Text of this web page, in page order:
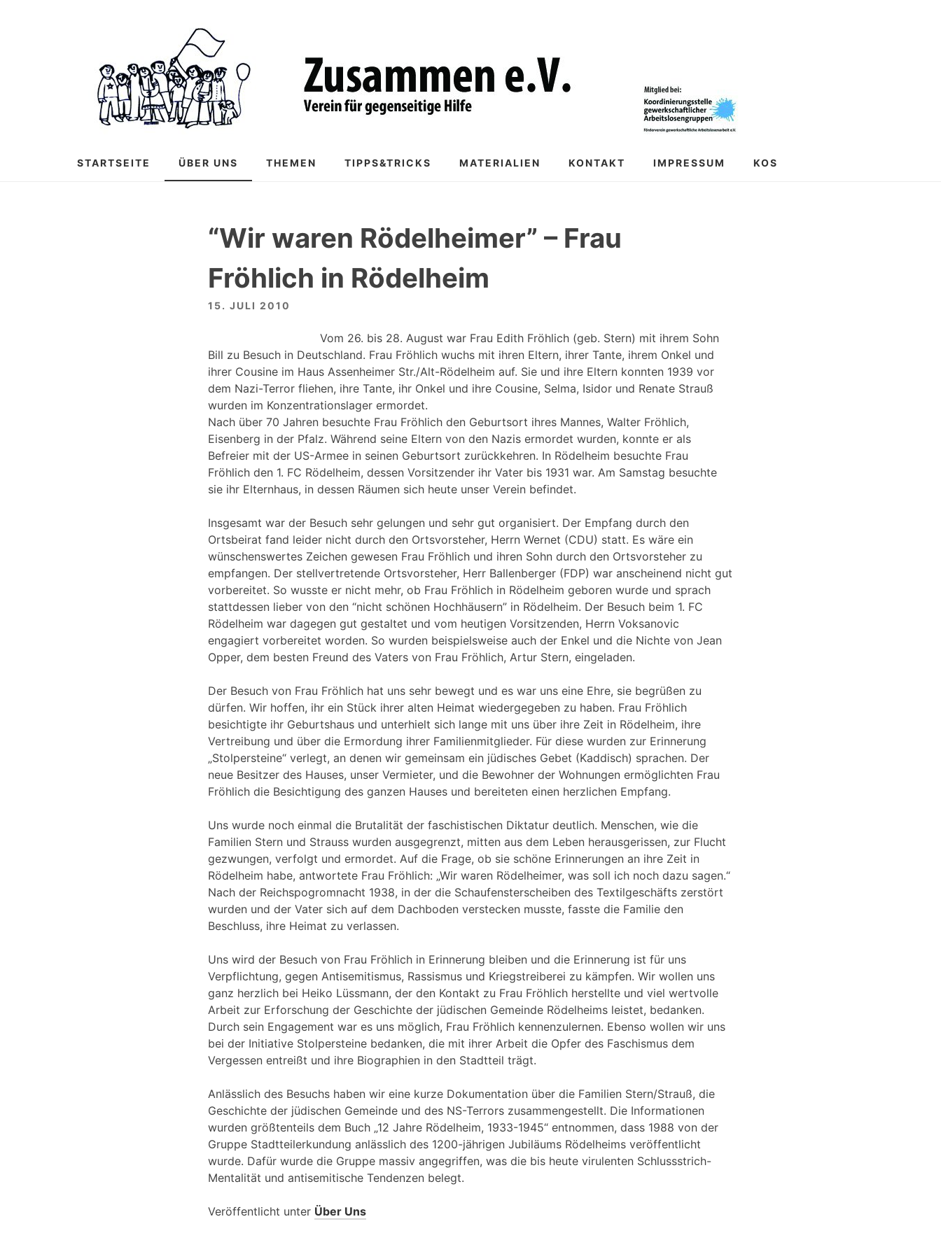
STARTSEITE ÜBER UNS THEMEN TIPPS&TRICKS MATERIALIEN KONTAKT IMPRESSUM KOS
“Wir waren Rödelheimer” – Frau
Fröhlich in Rödelheim
15. JULI 2010
Vom 26. bis 28. August war Frau Edith Fröhlich (geb. Stern) mit ihrem Sohn
Bill zu Besuch in Deutschland. Frau Fröhlich wuchs mit ihren Eltern, ihrer Tante, ihrem Onkel und
ihrer Cousine im Haus Assenheimer Str./Alt-Rödelheim auf. Sie und ihre Eltern konnten 1939 vor
dem Nazi-Terror fliehen, ihre Tante, ihr Onkel und ihre Cousine, Selma, Isidor und Renate Strauß
wurden im Konzentrationslager ermordet.
Nach über 70 Jahren besuchte Frau Fröhlich den Geburtsort ihres Mannes, Walter Fröhlich,
Eisenberg in der Pfalz. Während seine Eltern von den Nazis ermordet wurden, konnte er als
Befreier mit der US-Armee in seinen Geburtsort zurückkehren. In Rödelheim besuchte Frau
Fröhlich den 1. FC Rödelheim, dessen Vorsitzender ihr Vater bis 1931 war. Am Samstag besuchte
sie ihr Elternhaus, in dessen Räumen sich heute unser Verein befindet.
Insgesamt war der Besuch sehr gelungen und sehr gut organisiert. Der Empfang durch den
Ortsbeirat fand leider nicht durch den Ortsvorsteher, Herrn Wernet (CDU) statt. Es wäre ein
wünschenswertes Zeichen gewesen Frau Fröhlich und ihren Sohn durch den Ortsvorsteher zu
empfangen. Der stellvertretende Ortsvorsteher, Herr Ballenberger (FDP) war anscheinend nicht gut
vorbereitet. So wusste er nicht mehr, ob Frau Fröhlich in Rödelheim geboren wurde und sprach
stattdessen lieber von den “nicht schönen Hochhäusern” in Rödelheim. Der Besuch beim 1. FC
Rödelheim war dagegen gut gestaltet und vom heutigen Vorsitzenden, Herrn Voksanovic
engagiert vorbereitet worden. So wurden beispielsweise auch der Enkel und die Nichte von Jean
Opper, dem besten Freund des Vaters von Frau Fröhlich, Artur Stern, eingeladen.
Der Besuch von Frau Fröhlich hat uns sehr bewegt und es war uns eine Ehre, sie begrüßen zu
dürfen. Wir hoffen, ihr ein Stück ihrer alten Heimat wiedergegeben zu haben. Frau Fröhlich
besichtigte ihr Geburtshaus und unterhielt sich lange mit uns über ihre Zeit in Rödelheim, ihre
Vertreibung und über die Ermordung ihrer Familienmitglieder. Für diese wurden zur Erinnerung
„Stolpersteine“ verlegt, an denen wir gemeinsam ein jüdisches Gebet (Kaddisch) sprachen. Der
neue Besitzer des Hauses, unser Vermieter, und die Bewohner der Wohnungen ermöglichten Frau
Fröhlich die Besichtigung des ganzen Hauses und bereiteten einen herzlichen Empfang.
Uns wurde noch einmal die Brutalität der faschistischen Diktatur deutlich. Menschen, wie die
Familien Stern und Strauss wurden ausgegrenzt, mitten aus dem Leben herausgerissen, zur Flucht
gezwungen, verfolgt und ermordet. Auf die Frage, ob sie schöne Erinnerungen an ihre Zeit in
Rödelheim habe, antwortete Frau Fröhlich: „Wir waren Rödelheimer, was soll ich noch dazu sagen.“
Nach der Reichspogromnacht 1938, in der die Schaufensterscheiben des Textilgeschäfts zerstört
wurden und der Vater sich auf dem Dachboden verstecken musste, fasste die Familie den
Beschluss, ihre Heimat zu verlassen.
Uns wird der Besuch von Frau Fröhlich in Erinnerung bleiben und die Erinnerung ist für uns
Verpflichtung, gegen Antisemitismus, Rassismus und Kriegstreiberei zu kämpfen. Wir wollen uns
ganz herzlich bei Heiko Lüssmann, der den Kontakt zu Frau Fröhlich herstellte und viel wertvolle
Arbeit zur Erforschung der Geschichte der jüdischen Gemeinde Rödelheims leistet, bedanken.
Durch sein Engagement war es uns möglich, Frau Fröhlich kennenzulernen. Ebenso wollen wir uns
bei der Initiative Stolpersteine bedanken, die mit ihrer Arbeit die Opfer des Faschismus dem
Vergessen entreißt und ihre Biographien in den Stadtteil trägt.
Anlässlich des Besuchs haben wir eine kurze Dokumentation über die Familien Stern/Strauß, die
Geschichte der jüdischen Gemeinde und des NS-Terrors zusammengestellt. Die Informationen
wurden größtenteils dem Buch „12 Jahre Rödelheim, 1933-1945“ entnommen, dass 1988 von der
Gruppe Stadtteilerkundung anlässlich des 1200-jährigen Jubiläums Rödelheims veröffentlicht
wurde. Dafür wurde die Gruppe massiv angegriffen, was die bis heute virulenten Schlussstrich-
Mentalität und antisemitische Tendenzen belegt.
Veröffentlicht unter Über Uns